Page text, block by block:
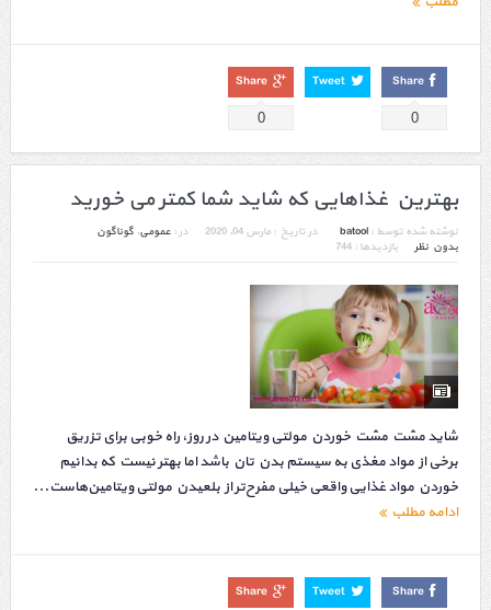
Share
0
Tweet
Share
0
بهترین غذاهایی که شاید شما کمتر می خورید
نوشته شده توسط : batool در تاریخ : مارس 04, 2020 در : عمومی, گوناگون
بدون نظر
بازدیدها : 744
شاید مشت مشت خوردن مولتی ویتامین در روز، راه خوبی برای تزریق
برخی از مواد مغذی به سیستم بدن تان باشد اما بهتر نیست که بدانیم
خوردن مواد غذایی واقعی خیلی مفرح‌تر از بلعیدن مولتی ویتامین‌هاست...
ادامه مطلب
Share
Tweet
Share